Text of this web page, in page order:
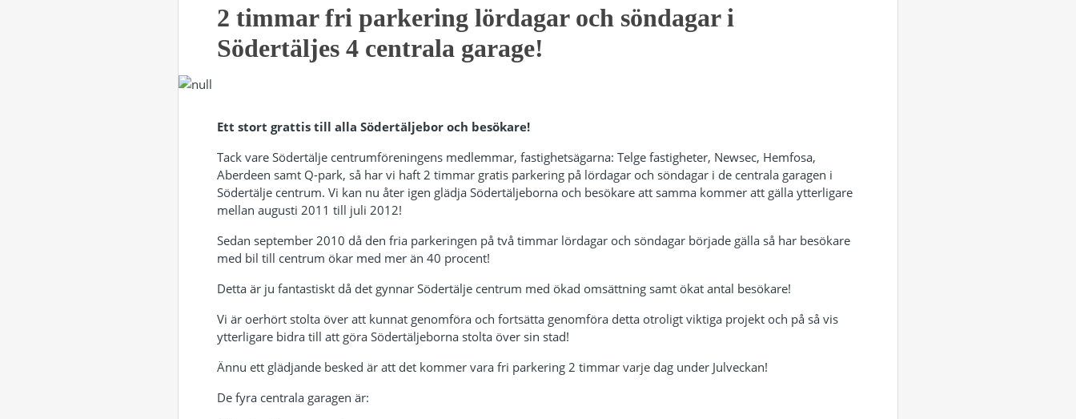
2 timmar fri parkering lördagar och söndagar i
Södertäljes 4 centrala garage!
Ett stort grattis till alla Södertäljebor och besökare!
Tack vare Södertälje centrumföreningens medlemmar, fastighetsägarna: Telge fastigheter, Newsec, Hemfosa,
Aberdeen samt Q-park, så har vi haft 2 timmar gratis parkering på lördagar och söndagar i de centrala garagen i
Södertälje centrum. Vi kan nu åter igen glädja Södertäljeborna och besökare att samma kommer att gälla ytterligare
mellan augusti 2011 till juli 2012!
Sedan september 2010 då den fria parkeringen på två timmar lördagar och söndagar började gälla så har besökare
med bil till centrum ökar med mer än 40 procent!
Detta är ju fantastiskt då det gynnar Södertälje centrum med ökad omsättning samt ökat antal besökare!
Vi är oerhört stolta över att kunnat genomföra och fortsätta genomföra detta otroligt viktiga projekt och på så vis
ytterligare bidra till att göra Södertäljeborna stolta över sin stad!
Ännu ett glädjande besked är att det kommer vara fri parkering 2 timmar varje dag under Julveckan!
De fyra centrala garagen är: